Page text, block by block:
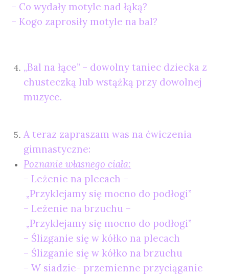
– Co wydały motyle nad łąką?
– Kogo zaprosiły motyle na bal?
„Bal na łące” – dowolny taniec dziecka z
chusteczką lub wstążką przy dowolnej
muzyce.
A teraz zapraszam was na ćwiczenia
gimnastyczne:
Poznanie własnego ciała:
– Leżenie na plecach –
„Przyklejamy się mocno do podłogi”
– Leżenie na brzuchu –
„Przyklejamy się mocno do podłogi”
– Ślizganie się w kółko na plecach
– Ślizganie się w kółko na brzuchu
– W siadzie- przemienne przyciąganie